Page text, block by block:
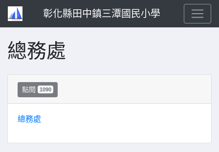
彰化縣田中鎮三潭國民小學
總務處
點閱 1090
總務處